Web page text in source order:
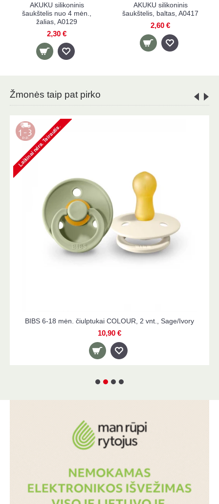
AKUKU silikoninis
šaukštelis nuo 4 mėn.,
žalias, A0129
2,30 €
AKUKU silikoninis
šaukštelis, baltas, A0417
2,60 €
Žmonės taip pat pirko
BIBS 6-18 mėn. čiulptukai COLOUR, 2 vnt., Sage/Ivory
10,90 €